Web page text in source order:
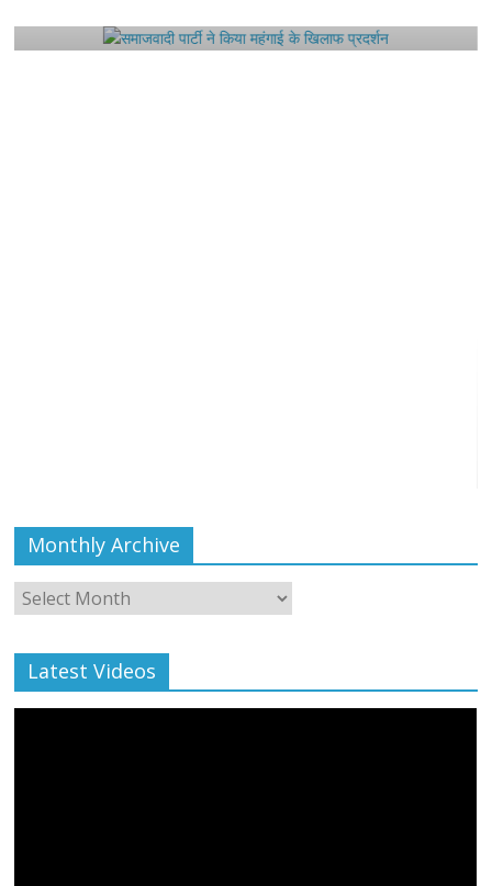
Monthly Archive
Monthly
Archive
Latest Videos